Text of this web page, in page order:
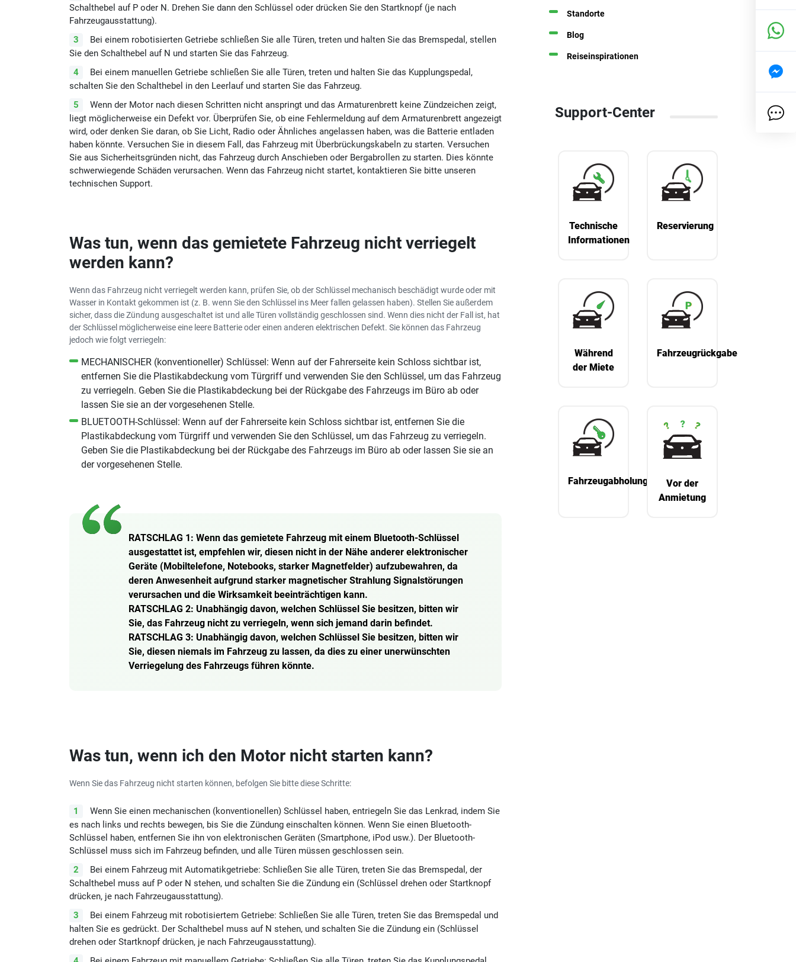
Schalthebel auf P oder N. Drehen Sie dann den Schlüssel oder drücken Sie den Startknopf (je nach
Fahrzeugausstattung).
Bei einem robotisierten Getriebe schließen Sie alle Türen, treten und halten Sie das Bremspedal, stellen
Sie den Schalthebel auf N und starten Sie das Fahrzeug.
Bei einem manuellen Getriebe schließen Sie alle Türen, treten und halten Sie das Kupplungspedal,
schalten Sie den Schalthebel in den Leerlauf und starten Sie das Fahrzeug.
Wenn der Motor nach diesen Schritten nicht anspringt und das Armaturenbrett keine Zündzeichen zeigt,
liegt möglicherweise ein Defekt vor. Überprüfen Sie, ob eine Fehlermeldung auf dem Armaturenbrett angezeigt
wird, oder denken Sie daran, ob Sie Licht, Radio oder Ähnliches angelassen haben, was die Batterie entladen
haben könnte. Versuchen Sie in diesem Fall, das Fahrzeug mit Überbrückungskabeln zu starten. Versuchen
Sie aus Sicherheitsgründen nicht, das Fahrzeug durch Anschieben oder Bergabrollen zu starten. Dies könnte
schwerwiegende Schäden verursachen. Wenn das Fahrzeug nicht startet, kontaktieren Sie bitte unseren
technischen Support.
Was tun, wenn das gemietete Fahrzeug nicht verriegelt
werden kann?
Wenn das Fahrzeug nicht verriegelt werden kann, prüfen Sie, ob der Schlüssel mechanisch beschädigt wurde oder mit
Wasser in Kontakt gekommen ist (z. B. wenn Sie den Schlüssel ins Meer fallen gelassen haben). Stellen Sie außerdem
sicher, dass die Zündung ausgeschaltet ist und alle Türen vollständig geschlossen sind. Wenn dies nicht der Fall ist, hat
der Schlüssel möglicherweise eine leere Batterie oder einen anderen elektrischen Defekt. Sie können das Fahrzeug
jedoch wie folgt verriegeln:
MECHANISCHER (konventioneller) Schlüssel: Wenn auf der Fahrerseite kein Schloss sichtbar ist,
entfernen Sie die Plastikabdeckung vom Türgriff und verwenden Sie den Schlüssel, um das Fahrzeug
zu verriegeln. Geben Sie die Plastikabdeckung bei der Rückgabe des Fahrzeugs im Büro ab oder
lassen Sie sie an der vorgesehenen Stelle.
BLUETOOTH-Schlüssel: Wenn auf der Fahrerseite kein Schloss sichtbar ist, entfernen Sie die
Plastikabdeckung vom Türgriff und verwenden Sie den Schlüssel, um das Fahrzeug zu verriegeln.
Geben Sie die Plastikabdeckung bei der Rückgabe des Fahrzeugs im Büro ab oder lassen Sie sie an
der vorgesehenen Stelle.
RATSCHLAG 1: Wenn das gemietete Fahrzeug mit einem Bluetooth-Schlüssel
ausgestattet ist, empfehlen wir, diesen nicht in der Nähe anderer elektronischer
Geräte (Mobiltelefone, Notebooks, starker Magnetfelder) aufzubewahren, da
deren Anwesenheit aufgrund starker magnetischer Strahlung Signalstörungen
verursachen und die Wirksamkeit beeinträchtigen kann.
RATSCHLAG 2: Unabhängig davon, welchen Schlüssel Sie besitzen, bitten wir
Sie, das Fahrzeug nicht zu verriegeln, wenn sich jemand darin befindet.
RATSCHLAG 3: Unabhängig davon, welchen Schlüssel Sie besitzen, bitten wir
Sie, diesen niemals im Fahrzeug zu lassen, da dies zu einer unerwünschten
Verriegelung des Fahrzeugs führen könnte.
Was tun, wenn ich den Motor nicht starten kann?
Wenn Sie das Fahrzeug nicht starten können, befolgen Sie bitte diese Schritte:
Wenn Sie einen mechanischen (konventionellen) Schlüssel haben, entriegeln Sie das Lenkrad, indem Sie
es nach links und rechts bewegen, bis Sie die Zündung einschalten können. Wenn Sie einen Bluetooth-
Schlüssel haben, entfernen Sie ihn von elektronischen Geräten (Smartphone, iPod usw.). Der Bluetooth-
Schlüssel muss sich im Fahrzeug befinden, und alle Türen müssen geschlossen sein.
Bei einem Fahrzeug mit Automatikgetriebe: Schließen Sie alle Türen, treten Sie das Bremspedal, der
Schalthebel muss auf P oder N stehen, und schalten Sie die Zündung ein (Schlüssel drehen oder Startknopf
drücken, je nach Fahrzeugausstattung).
Bei einem Fahrzeug mit robotisiertem Getriebe: Schließen Sie alle Türen, treten Sie das Bremspedal und
halten Sie es gedrückt. Der Schalthebel muss auf N stehen, und schalten Sie die Zündung ein (Schlüssel
drehen oder Startknopf drücken, je nach Fahrzeugausstattung).
Standorte
Blog
Reiseinspirationen
Support-Center
Technische
Informationen
Reservierung
Während
der Miete
Fahrzeugrückgabe
Fahrzeugabholung
Vor der
Anmietung